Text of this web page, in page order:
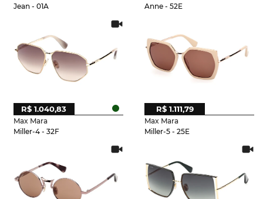
Jean - 01A
Anne - 52E
Max Mara
Miller-4 - 32F
R$ 1.040,83
Max Mara
Miller-5 - 25E
R$ 1.111,79